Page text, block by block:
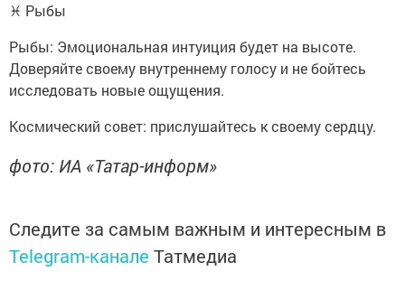
♓ Рыбы
Рыбы: Эмоциональная интуиция будет на высоте.
Доверяйте своему внутреннему голосу и не бойтесь
исследовать новые ощущения.
Космический совет: прислушайтесь к своему сердцу.
фото: ИА «Татар-информ»
Следите за самым важным и интересным в
Telegram-канале Татмедиа